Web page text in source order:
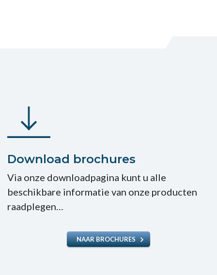
Download brochures
Via onze downloadpagina kunt u alle
beschikbare informatie van onze producten
raadplegen…
NAAR BROCHURES